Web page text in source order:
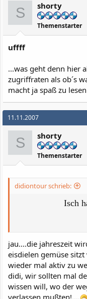
S shorty
Themenstarter
uffff
...was geht denn hier
zugriffraten als ob´s
macht ja spaß zu
11.11.2007
S shorty
Themenstarter
didiontour schrieb:
Isch
jau....die jahreszeit
eisdielen gemüse
wieder mal aktiv zu
didi, wir sollten mal
wissen will, wo der
verlassen mußten!....